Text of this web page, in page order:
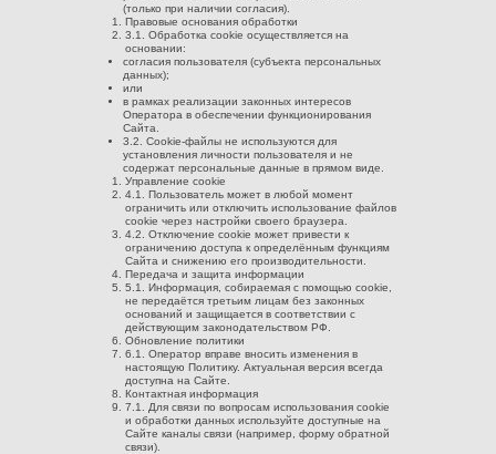
БАЗА ЗНАНИЙ
КЕЙСЫ И
ОТЗЫВЫ
УСЛУГИ
ГОТОВЫЕ
ДОМА
(только при наличии согласия).
Правовые основания обработки
3.1. Обработка cookie осуществляется на
основании:
согласия пользователя (субъекта персональных
данных);
или
в рамках реализации законных интересов
Оператора в обеспечении функционирования
Сайта.
3.2. Cookie-файлы не используются для
установления личности пользователя и не
содержат персональные данные в прямом виде.
Управление cookie
4.1. Пользователь может в любой момент
ограничить или отключить использование файлов
cookie через настройки своего браузера.
4.2. Отключение cookie может привести к
ограничению доступа к определённым функциям
Сайта и снижению его производительности.
Передача и защита информации
5.1. Информация, собираемая с помощью cookie,
не передаётся третьим лицам без законных
оснований и защищается в соответствии с
действующим законодательством РФ.
Обновление политики
6.1. Оператор вправе вносить изменения в
настоящую Политику. Актуальная версия всегда
доступна на Сайте.
Контактная информация
7.1. Для связи по вопросам использования cookie
и обработки данных используйте доступные на
Сайте каналы связи (например, форму обратной
связи).